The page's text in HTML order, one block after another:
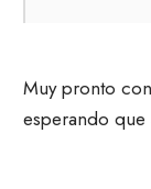
Muy pronto
esperando